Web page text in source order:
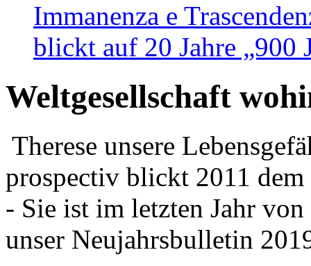
Immanenza e
blickt auf 20 Jahre „900
Weltgesellschaft
Therese unsere
prospectiv blickt 2011
- Sie ist im letzten Jahr
unser Neujahrsbulletin